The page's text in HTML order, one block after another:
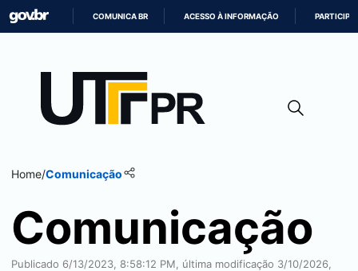
CONTEÚDO
COMUNICA BR ACESSO À INFORMAÇÃO PARTICIPE
Home/Comunicação
Comunicação
Publicado 6/13/2023, 8:58:12 PM, última modificação 3/10/2026,